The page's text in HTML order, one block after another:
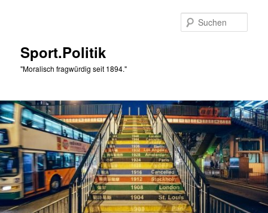
Sport.Politik
"Moralisch fragwürdig seit 1894."